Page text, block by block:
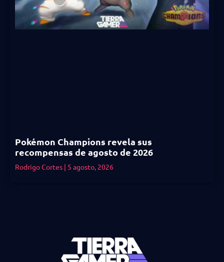
Pokémon Champions revela sus
recompensas de agosto de 2026
Rodrigo Cortes 5 agosto, 2026